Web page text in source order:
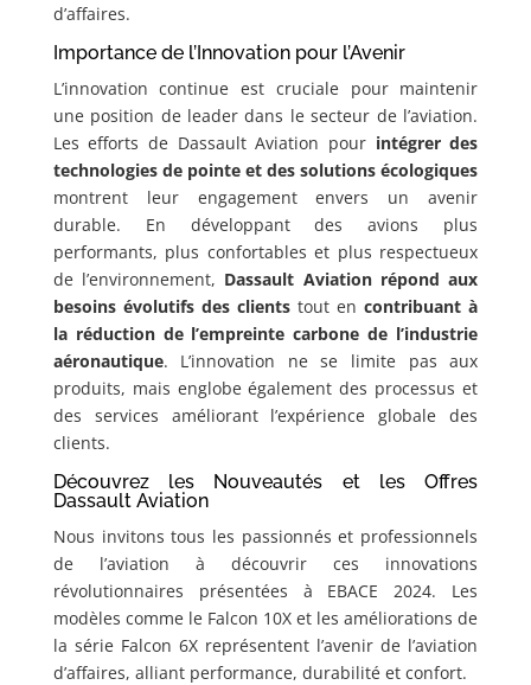
d’affaires.
Importance de l’Innovation pour l’Avenir
L’innovation continue est cruciale pour maintenir
une position de leader dans le secteur de l’aviation.
Les efforts de Dassault Aviation pour intégrer des
technologies de pointe et des solutions écologiques
montrent leur engagement envers un avenir
durable. En développant des avions plus
performants, plus confortables et plus respectueux
de l’environnement, Dassault Aviation répond aux
besoins évolutifs des clientstout encontribuant à
la réduction de l’empreinte carbone de l’industrie
aéronautique. L’innovation ne se limite pas aux
produits, mais englobe également des processus et
des services améliorant l’expérience globale des
clients.
Découvrez les Nouveautés et les Offres
Dassault Aviation
Nous invitons tous les passionnés et professionnels
de l’aviation à découvrir ces innovations
révolutionnaires présentées à EBACE 2024. Les
modèles comme le Falcon 10X et les améliorations de
la série Falcon 6X représentent l’avenir de l’aviation
d’affaires, alliant performance, durabilité et confort.